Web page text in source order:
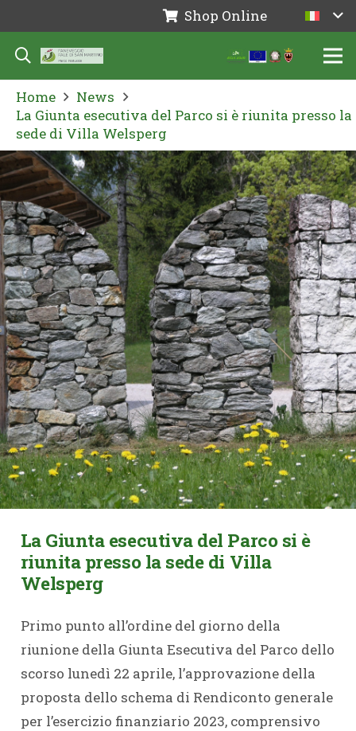
Shop Online
Home
News
La Giunta esecutiva del Parco si è riunita presso la
sede di Villa Welsperg
La Giunta esecutiva del Parco si è
riunita presso la sede di Villa
Welsperg
Primo punto all’ordine del giorno della
riunione della Giunta Esecutiva del Parco dello
scorso lunedì 22 aprile, l’approvazione della
proposta dello schema di Rendiconto generale
per l’esercizio finanziario 2023, comprensivo